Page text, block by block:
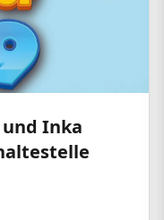
und Inka